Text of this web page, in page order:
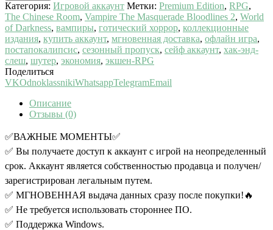
Категория: Игровой аккаунт Метки: Premium Edition, RPG,
The Chinese Room, Vampire The Masquerade Bloodlines 2, World
of Darkness, вампиры, готический хоррор, коллекционные
издания, купить аккаунт, мгновенная доставка, офлайн игра,
постапокалипсис, сезонный пропуск, сейф аккаунт, хак-энд-
слеш, шутер, экономия, экшен-RPG
Поделиться
VKOdnoklassnikiWhatsappTelegramEmail
Описание
Отзывы (0)
✅ВАЖНЫЕ МОМЕНТЫ✅
✅ Вы получаете доступ к аккаунт с игрой на неопределенный
срок. Аккаунт является собственностью продавца и получен/
зарегистрирован легальным путем.
✅ МГНОВЕННАЯ выдача данных сразу после покупки!🔥
✅ Не требуется использовать стороннее ПО.
✅ Поддержка Windows.